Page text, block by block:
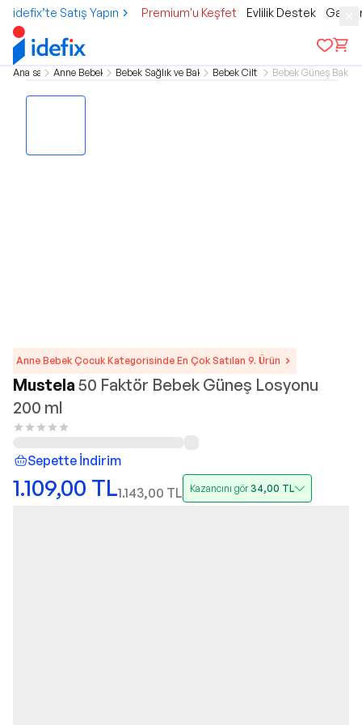
idefix’te Satış Yapın Premium'u Keşfet Evlilik Destek
Ana sayfaAnne Bebek ÇocukBebek Sağlık ve Bakım ÜrünleriBebek Cilt BakımıBebek Güneş
Anne Bebek Çocuk Kategorisinde En Çok Satılan 9. Ürün
Mustela 50 Faktör Bebek Güneş Losyonu
200 ml
Sepette İndirim
1.109,00 TL1.143,00 TL Kazancını gör34,00 TL